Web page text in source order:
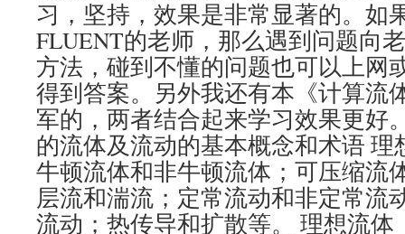
习，坚持，效果是非常显著的。如
FLUENT的老师，那么遇到问题向
方法，碰到不懂的问题也可以上网
得到答案。另外我还有本《计算流
军的，两者结合起来学习效果更好
的流体及流动的基本概念和术语
牛顿流体和非牛顿流体；可压缩流
层流和湍流；定常流动和非定常流
流动；热传导和扩散等。 理想流体